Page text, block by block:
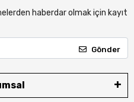
haberdar olmak için kayıt
Gönder